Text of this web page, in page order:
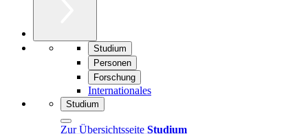
Studium
Personen
Forschung
Internationales
Studium
Zur Übersichtsseite Studium